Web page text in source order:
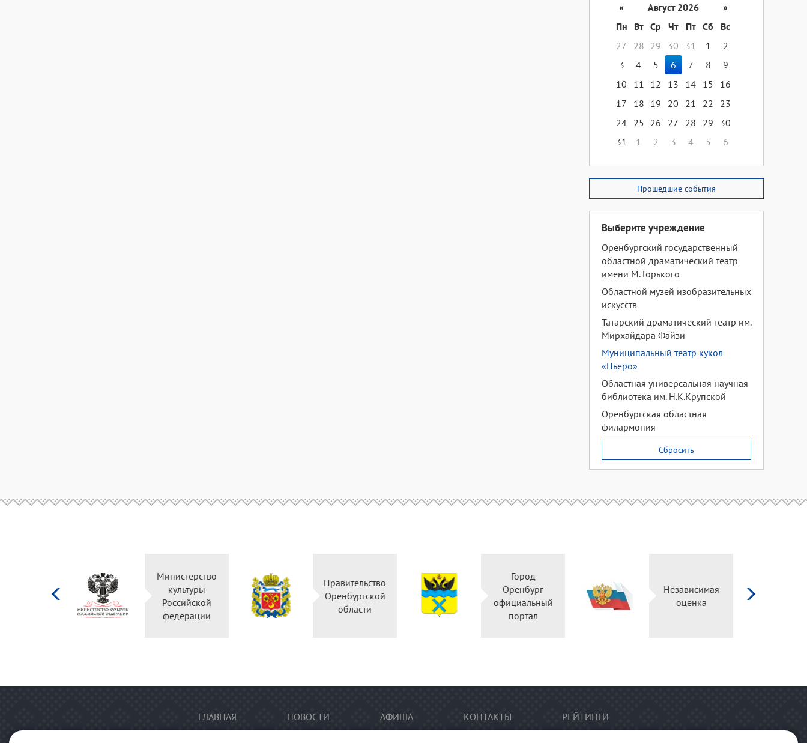
« Август 2026
»
Пн
Вт Ср Чт Пт Сб
Вс
27
28 29 30 31 1
2
3
4 5 6 7 8
9
10
11 12 13 14 15
16
17
18 19 20 21 22
23
24 25 26 27 28 29
30
31
1 2 3 4 5 6
Прошедшие события
Выберите учреждение
Оренбургский государственный
областной драматический театр
имени М. Горького
Областной музей изобразительных
искусств
Татарский драматический театр им.
Мирхайдара Файзи
Муниципальный театр кукол
«Пьеро»
Областная универсальная научная
библиотека им. Н.К.Крупской
Оренбургская областная
филармония
Сбросить
Министерство
культуры
Российской
федерации
Правительство
Оренбургской
области
Город
Оренбург
официальный
портал
Независимая
оценка
ГЛАВНАЯ НОВОСТИ АФИША КОНТАКТЫ РЕЙТИНГИ